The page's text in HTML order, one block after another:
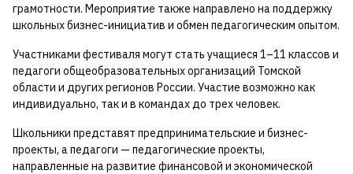
грамотности. Мероприятие также направлено на поддержку
школьных бизнес-инициатив и обмен педагогическим опытом.
Участниками фестиваля могут стать учащиеся 1–11 классов и
педагоги общеобразовательных организаций Томской
области и других регионов России. Участие возможно как
индивидуально, так и в командах до трех человек.
Школьники представят предпринимательские и бизнес-
проекты, а педагоги — педагогические проекты,
направленные на развитие финансовой и экономической